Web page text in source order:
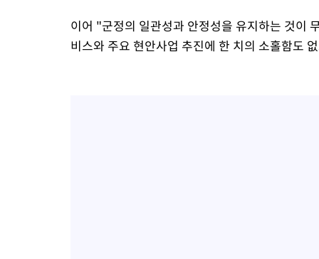
이어 "군정의 일관성과 안정성을 유지하는 것이
비스와 주요 현안사업 추진에 한 치의 소홀함도